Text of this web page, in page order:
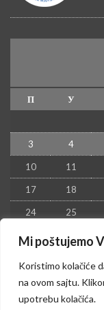
Mi poštujemo
Koristimo kolačiće
na ovom sajtu.
upotrebu kolačića.
П У
3 4
10 11
17 18
24 25
31